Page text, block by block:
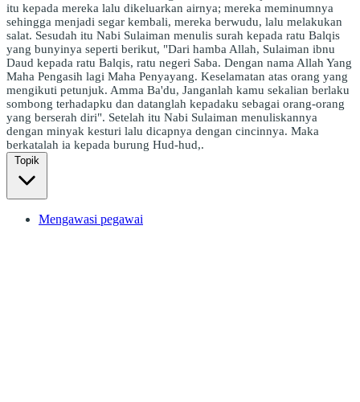
itu kepada mereka lalu dikeluarkan airnya; mereka meminumnya
sehingga menjadi segar kembali, mereka berwudu, lalu melakukan
salat. Sesudah itu Nabi Sulaiman menulis surah kepada ratu Balqis
yang bunyinya seperti berikut, "Dari hamba Allah, Sulaiman ibnu
Daud kepada ratu Balqis, ratu negeri Saba. Dengan nama Allah Yang
Maha Pengasih lagi Maha Penyayang. Keselamatan atas orang yang
mengikuti petunjuk. Amma Ba'du, Janganlah kamu sekalian berlaku
sombong terhadapku dan datanglah kepadaku sebagai orang-orang
yang berserah diri". Setelah itu Nabi Sulaiman menuliskannya
dengan minyak kesturi lalu dicapnya dengan cincinnya. Maka
berkatalah ia kepada burung Hud-hud,.
Topik
Mengawasi pegawai